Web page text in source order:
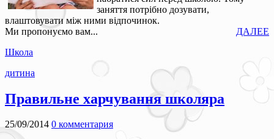
заняття потрібно дозувати,
влаштовувати між ними відпочинок.
Ми пропонуємо вам...
ДАЛЕЕ
Школа
дитина
Правильне харчування школяра
25/09/2014 0 комментария